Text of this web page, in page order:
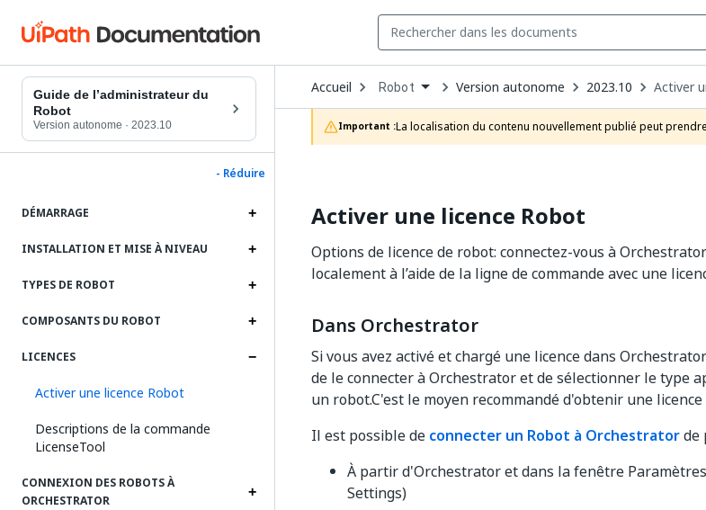
Guide de l’administrateur du
Robot
Version autonome · 2023.10
- Réduire
DÉMARRAGE
INSTALLATION ET MISE À NIVEAU
TYPES DE ROBOT
COMPOSANTS DU ROBOT
LICENCES
Activer une licence Robot
Descriptions de la commande
LicenseTool
CONNEXION DES ROBOTS À
ORCHESTRATOR
Accueil Open
Dropdown
to
choose
product
Robot Version autonome 2023.10 Activer
Important :La localisation du contenu nouvellement publié peut
Activer une licence Robot
Options de licence de robot: connectez-vous à
localement à l’aide de la ligne de commande avec une
Dans Orchestrator
Si vous avez activé et chargé une licence dans
de le connecter à Orchestrator et de sélectionner le type
un robot.C'est le moyen recommandé d'obtenir une
Il est possible de connecter un Robot à Orchestratorde
À partir d'Orchestrator et dans la fenêtre
Settings)